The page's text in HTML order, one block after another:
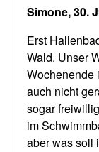
Simone,30.
Erst
Wald. Unser
Wochenende
auch nicht
sogar
im
aber was